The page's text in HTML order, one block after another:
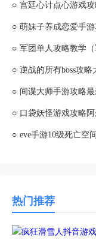
○ 宫廷心计点心游戏
○ 萌妹子养成恋爱手游
○ 军团单人攻略教学（
○ 逆战的所有boss攻略
○
○ 口袋妖怪游戏攻略
○ eve手游10级死亡空
热门推荐